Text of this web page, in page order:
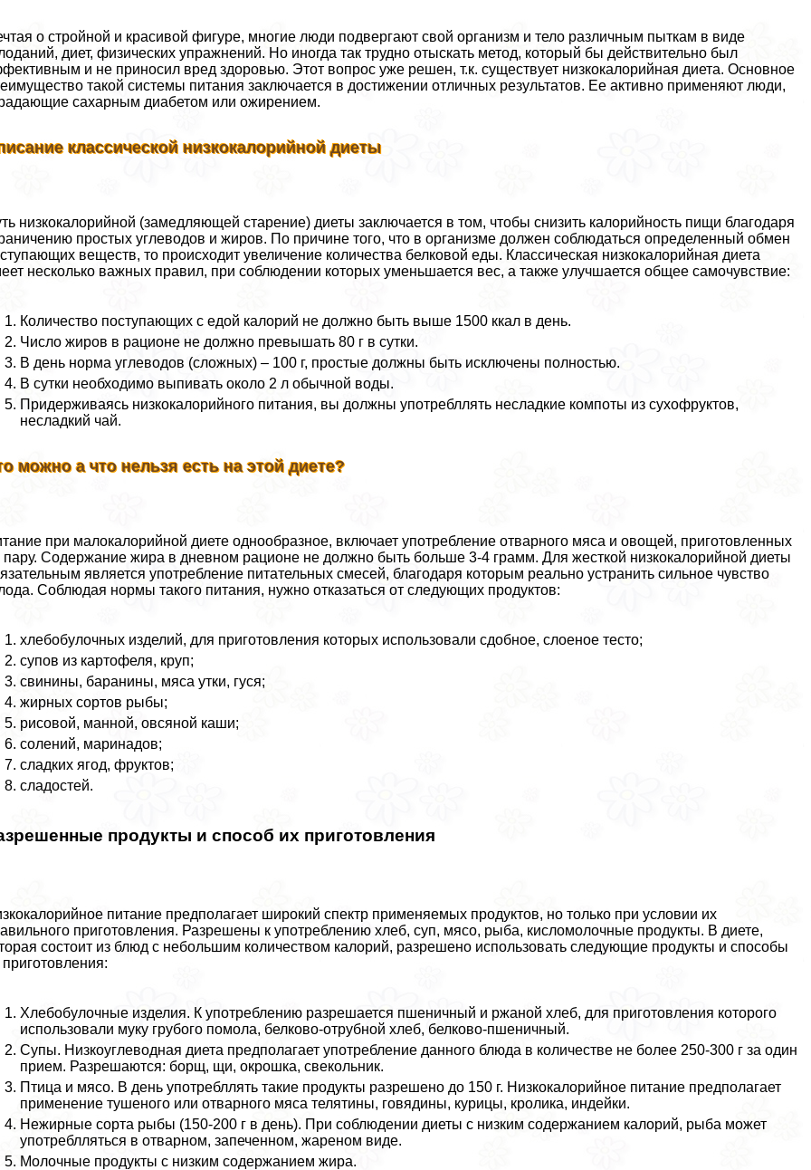
о стройной и красивой фигуре, многие люди подвергают свой организм и тело различным пыткам в виде
диет, физических упражнений. Но иногда так трудно отыскать метод, который бы действительно был
и не приносил вред здоровью. Этот вопрос уже решен, т.к. существует низкокалорийная диета. Основное
такой системы питания заключается в достижении отличных результатов. Ее активно применяют люди,
сахарным диабетом или ожирением.
классической низкокалорийной диеты
низкокалорийной (замедляющей старение) диеты заключается в том, чтобы снизить калорийность пищи благодаря
простых углеводов и жиров. По причине того, что в организме должен соблюдаться определенный обмен
веществ, то происходит увеличение количества белковой еды. Классическая низкокалорийная диета
несколько важных правил, при соблюдении которых уменьшается вес, а также улучшается общее самочувствие:
Количество поступающих с едой калорий не должно быть выше 1500 ккал в день.
Число жиров в рационе не должно превышать 80 г в сутки.
В день норма углеводов (сложных) – 100 г, простые должны быть исключены полностью.
В сутки необходимо выпивать около 2 л обычной воды.
Придерживаясь низкокалорийного питания, вы должны употрeбллять несладкие компоты из сухофруктов,
несладкий чай.
можно а что нельзя есть на этой диете?
при малокалорийной диете однообразное, включает употрeбление отварного мяса и овощей, приготовленных
пару. Содержание жира в дневном рационе не должно быть больше 3-4 грамм. Для жесткой низкокалорийной диеты
является употрeбление питательных смесей, благодаря которым реально устранить сильное чувство
Соблюдая нормы такого питания, нужно отказаться от следующих продуктов:
хлебобулочных изделий, для приготовления которых использовали сдобное, слоеное тесто;
супов из картофеля, круп;
свинины, бapaнины, мяса утки, гуся;
жирных сортов рыбы;
рисовой, манной, овсяной каши;
солений, маринадов;
сладких ягод, фруктов;
сладостей.
продукты и способ их приготовления
питание предполагает широкий спектр применяемых продуктов, но только при условии их
приготовления. Разрешены к употрeблению хлеб, суп, мясо, рыба, кисломолочные продукты. В диете,
состоит из блюд с небольшим количеством калорий, разрешено использовать следующие продукты и способы
приготовления:
Хлебобулочные изделия. К употрeблению разрешается пшеничный и ржаной хлеб, для приготовления которого
использовали муку грубого помола, белково-отрубной хлеб, белково-пшеничный.
Супы. Низкоуглеводная диета предполагает употрeбление данного блюда в количестве не более 250-300 г за один
прием. Разрешаются: борщ, щи, окрошка, свекольник.
Птица и мясо. В день употрeбллять такие продукты разрешено до 150 г. Низкокалорийное питание предполагает
применение тушеного или отварного мяса телятины, говядины, курицы, кролика, индейки.
Нежирные сорта рыбы (150-200 г в день). При соблюдении диеты с низким содержанием калорий, рыба может
употрeблляться в отварном, запеченном, жареном виде.
Молочные продукты с низким содержанием жира.